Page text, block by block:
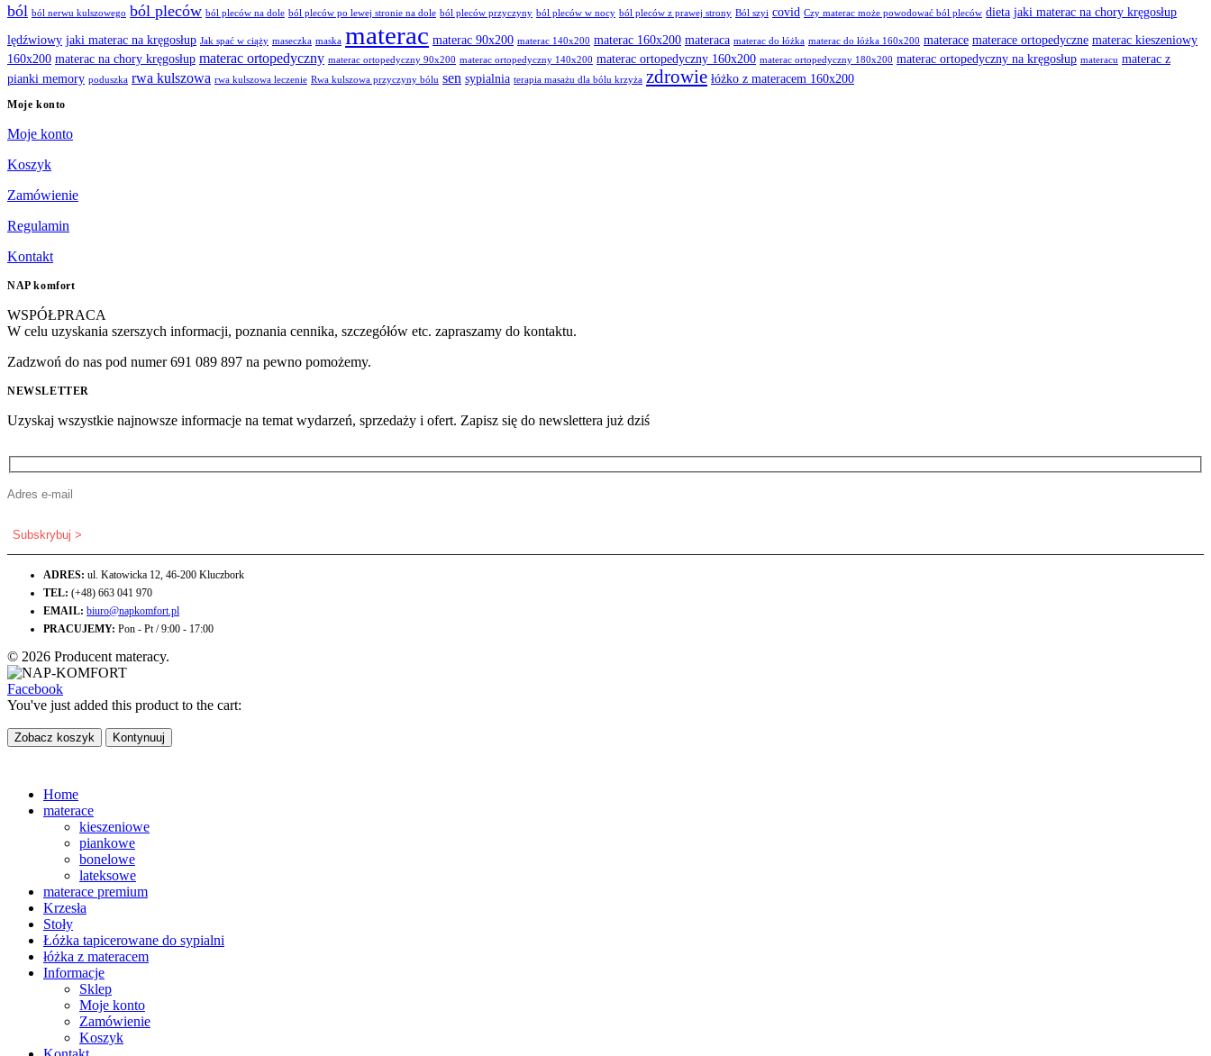
ból ból nerwu kulszowego ból pleców ból pleców na dole ból pleców po lewej stronie na dole ból pleców przyczyny ból pleców w nocy ból pleców z prawej strony Ból szyi covid Czy materac może powodować ból pleców dieta jaki materac na chory kręgosłup
lędźwiowy jaki materac na kręgosłup Jak spać w ciąży maseczka maska materac materac 90x200 materac 140x200 materac 160x200 materaca materac do łóżka materac do łóżka 160x200 materace materace ortopedyczne materac kieszeniowy
160x200 materac na chory kręgosłup materac ortopedyczny materac ortopedyczny 90x200 materac ortopedyczny 140x200 materac ortopedyczny 160x200 materac ortopedyczny 180x200 materac ortopedyczny na kręgosłup materacu materac z
pianki memory poduszka rwa kulszowa rwa kulszowa leczenie Rwa kulszowa przyczyny bólu sen sypialnia terapia masażu dla bólu krzyża zdrowie łóżko z materacem 160x200
Moje konto
Moje konto
Koszyk
Zamówienie
Regulamin
Kontakt
NAP komfort
WSPÓŁPRACA
W celu uzyskania szerszych informacji, poznania cennika, szczegółów etc. zapraszamy do kontaktu.
Zadzwoń do nas pod numer 691 089 897 na pewno pomożemy.
NEWSLETTER
Uzyskaj wszystkie najnowsze informacje na temat wydarzeń, sprzedaży i ofert. Zapisz się do newslettera już dziś
ADRES: ul. Katowicka 12, 46-200 Kluczbork
TEL: (+48) 663 041 970
EMAIL: biuro@napkomfort.pl
PRACUJEMY: Pon - Pt / 9:00 - 17:00
© 2026 Producent materacy.
Facebook
You've just added this product to the cart:
Zobacz koszyk Kontynuuj
Home
materace
kieszeniowe
piankowe
bonelowe
lateksowe
materace premium
Krzesła
Stoły
Łóżka tapicerowane do sypialni
łóżka z materacem
Informacje
Sklep
Moje konto
Zamówienie
Koszyk